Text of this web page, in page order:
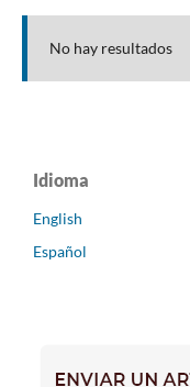
No hay resultados
Idioma
English
Español